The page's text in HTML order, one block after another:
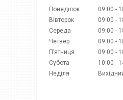
Понеділок 09:00
Вівторок
09:00
Середа
09:00
Четвер
09:00
Пʼятниця
09:00
Субота
10:00
Неділя